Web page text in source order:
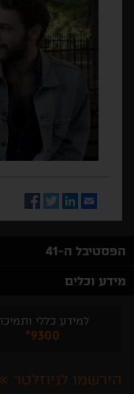
Email
LinkedIn
Twitter
Facebook
הפסטיבל ה-41
מידע וכלים
למידע כללי
*9300
הירשמו לניוזלטר